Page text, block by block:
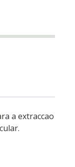
a extraccao